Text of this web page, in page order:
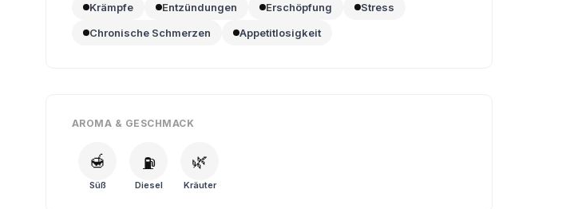
Krämpfe Entzündungen Erschöpfung
Stress
Chronische Schmerzen
Appetitlosigkeit
AROMA & GESCHMACK
🍯
Süß
⛽
Diesel
🌿
Kräuter